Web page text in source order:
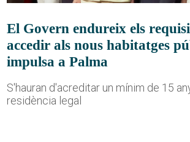
El Govern endureix els
accedir als nous habitatges
impulsa a Palma
S'hauran d'acreditar un mínim de 15
residència legal